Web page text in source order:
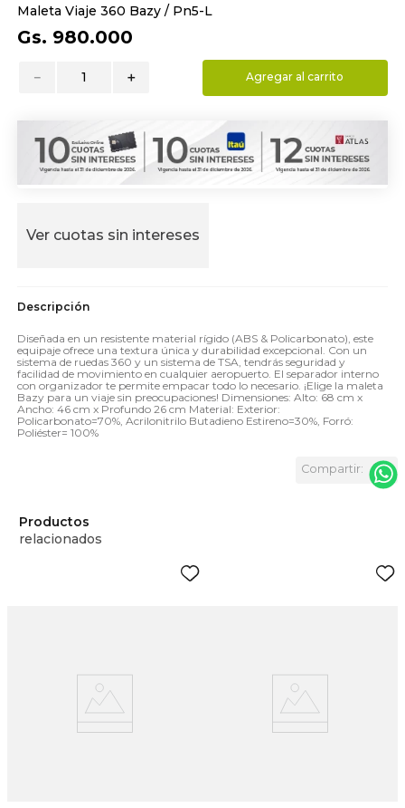
Maleta Viaje 360 Bazy / Pn5-L
Gs. 980.000
＋
－ Agregar al carrito
Ver cuotas sin intereses
Diseñada en un resistente material rígido (ABS & Policarbonato), este
equipaje ofrece una textura única y durabilidad excepcional. Con un
sistema de ruedas 360 y un sistema de TSA, tendrás seguridad y
facilidad de movimiento en cualquier aeropuerto. El separador interno
con organizador te permite empacar todo lo necesario. ¡Elige la maleta
Bazy para un viaje sin preocupaciones! Dimensiones: Alto: 68 cm x
Ancho: 46 cm x Profundo 26 cm Material: Exterior:
Policarbonato=70%, Acrilonitrilo Butadieno Estireno=30%, Forró:
Poliéster= 100%
Productos
relacionados
9.
almohada